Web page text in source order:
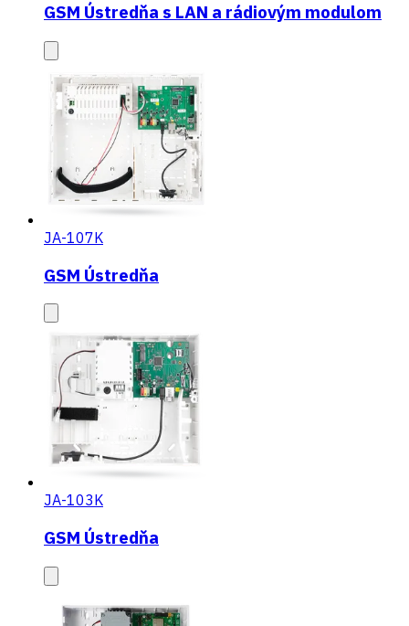
GSM Ústredňa s LAN a rádiovým modulom
JA-107K
GSM Ústredňa
JA-103K
GSM Ústredňa